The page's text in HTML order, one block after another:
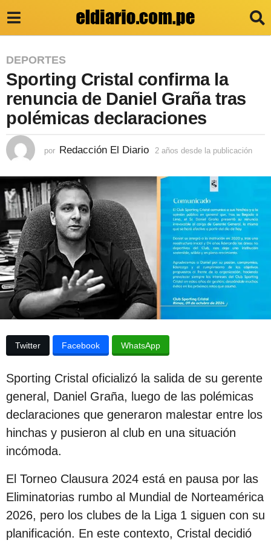
2
a
ñ
o
s
d
s
d
e
l
a
p
u
b
l
i
a
c
i
ó
n
2
a
ñ
o
DEPORTES
Sporting Cristal confirma la
renuncia de Daniel Graña tras
polémicas declaraciones
por Redacción El Diario 2 años desde la publicación
d
e
d
l
a
i
Twitter Facebook WhatsApp
Sporting Cristal oficializó la salida de su gerente
general, Daniel Graña, luego de las polémicas
declaraciones que generaron malestar entre los
hinchas y pusieron al club en una situación
incómoda.
El Torneo Clausura 2024 está en pausa por las
Eliminatorias rumbo al Mundial de Norteamérica
2026, pero los clubes de la Liga 1 siguen con su
planificación. En este contexto, Cristal decidió